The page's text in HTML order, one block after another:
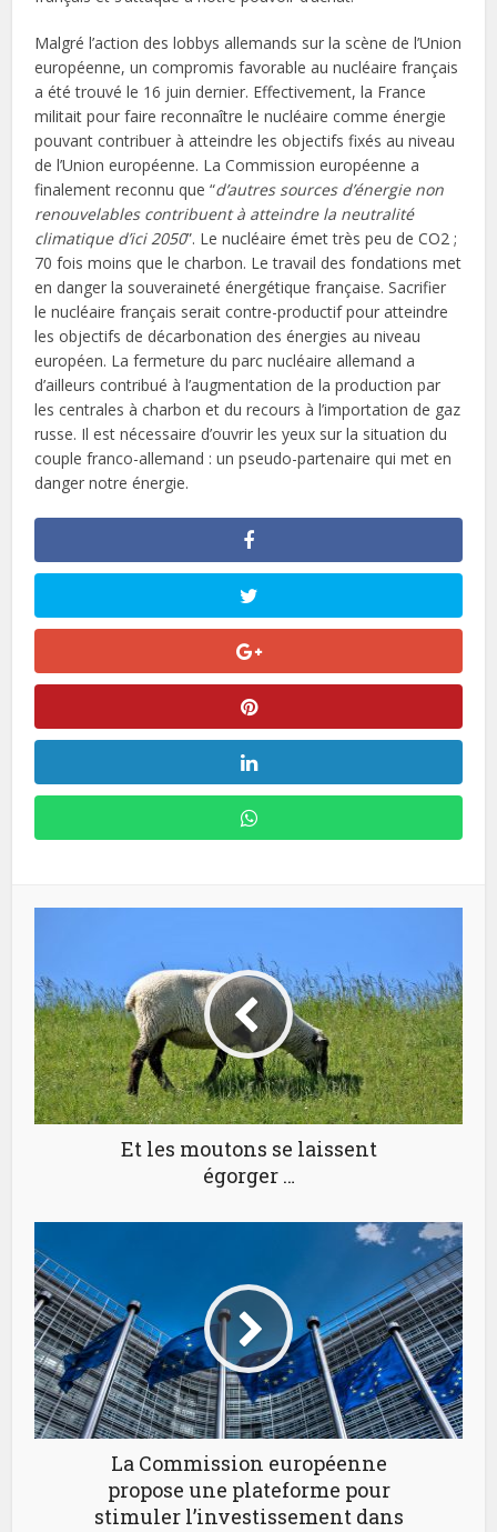
Malgré l’action des lobbys allemands sur la scène de l’Union
européenne, un compromis favorable au nucléaire français
a été trouvé le 16 juin dernier. Effectivement, la France
militait pour faire reconnaître le nucléaire comme énergie
pouvant contribuer à atteindre les objectifs fixés au niveau
de l’Union européenne. La Commission européenne a
finalement reconnu que “d’autres sources d’énergie non
renouvelables contribuent à atteindre la neutralité
climatique d’ici 2050”. Le nucléaire émet très peu de CO2 ;
70 fois moins que le charbon. Le travail des fondations met
en danger la souveraineté énergétique française. Sacrifier
le nucléaire français serait contre-productif pour atteindre
les objectifs de décarbonation des énergies au niveau
européen. La fermeture du parc nucléaire allemand a
d’ailleurs contribué à l’augmentation de la production par
les centrales à charbon et du recours à l’importation de gaz
russe. Il est nécessaire d’ouvrir les yeux sur la situation du
couple franco-allemand : un pseudo-partenaire qui met en
danger notre énergie.
Et les moutons se laissent
égorger …
La Commission européenne
propose une plateforme pour
stimuler l’investissement dans